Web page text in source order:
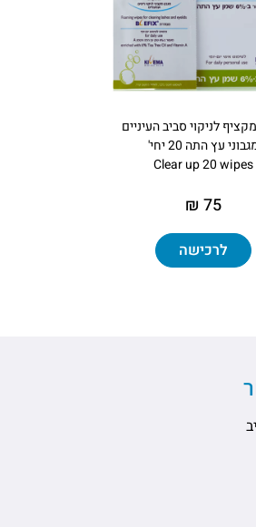
לניקוי סביב העיניים
עץ התה 20 יחי'
Clear up 20 wipes
75 ₪
לרכישה